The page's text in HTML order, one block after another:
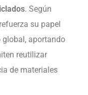
. Según
su papel
global, aportando
reutilizar
de materiales